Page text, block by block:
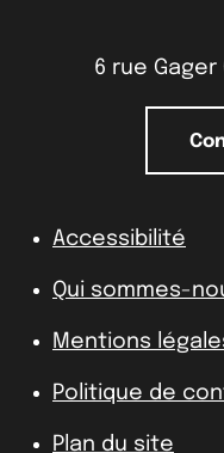
6 rue Gager
Accessibilité
Qui sommes-
Mentions
Politique de
Plan du site